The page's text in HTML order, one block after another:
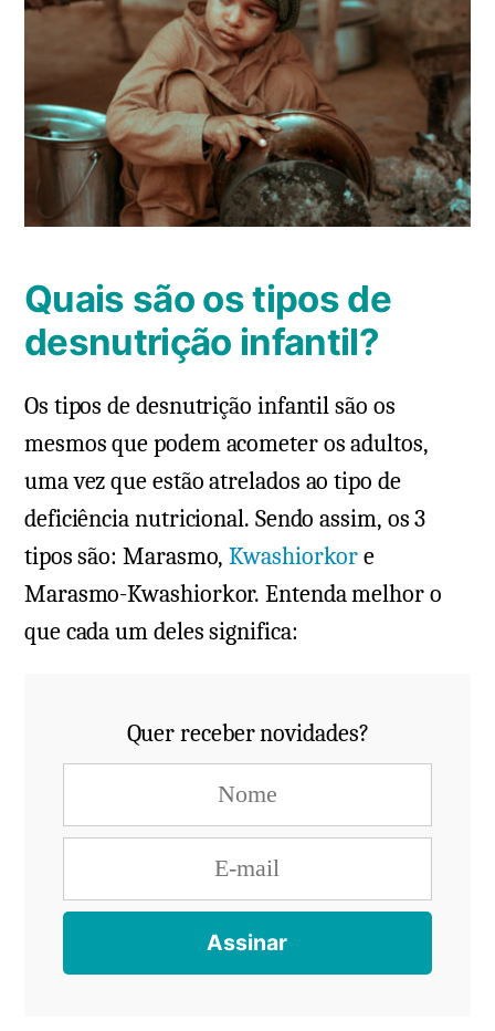
Quais são os tipos de
desnutrição infantil?
Os tipos de desnutrição infantil são os
mesmos que podem acometer os adultos,
uma vez que estão atrelados ao tipo de
deficiência nutricional. Sendo assim, os 3
tipos são: Marasmo,Kwashiorkore
Marasmo-Kwashiorkor. Entenda melhor o
que cada um deles significa:
Quer receber novidades?